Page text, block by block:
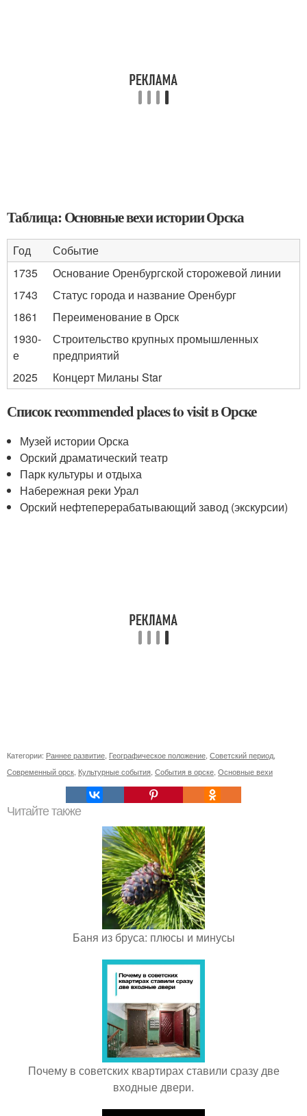
Таблица: Основные вехи истории Орска
Год
Событие
1735
Основание Оренбургской сторожевой линии
1743
Статус города и название Оренбург
1861
Переименование в Орск
1930-
е
Строительство крупных промышленных
предприятий
2025
Концерт Миланы Star
Список recommended places to visit в Орске
Музей истории Орска
Орский драматический театр
Парк культуры и отдыха
Набережная реки Урал
Орский нефтеперерабатывающий завод (экскурсии)
Категории: Раннее развитие Географическое положение Советский период
Современный орск Культурные события События в орске Основные вехи
Читайте также
Баня из бруса: плюсы и минусы
Почему в советских квартирах ставили сразу две
входные двери.